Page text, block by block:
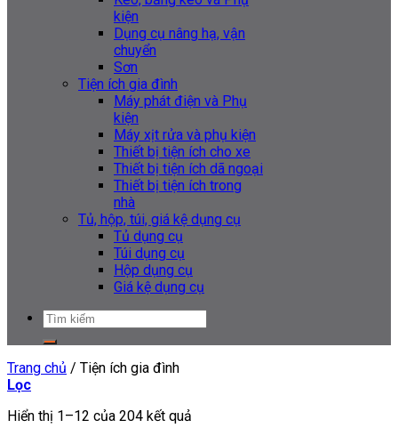
kiện
Dụng cụ nâng hạ, vận
chuyển
Sơn
Tiện ích gia đình
Máy phát điện và Phụ
kiện
Máy xịt rửa và phụ kiện
Thiết bị tiện ích cho xe
Thiết bị tiện ích dã ngoại
Thiết bị tiện ích trong
nhà
Tủ, hộp, túi, giá kệ dụng cụ
Tủ dụng cụ
Túi dụng cụ
Hộp dụng cụ
Giá kệ dụng cụ
Tìm
Trang chủ / Tiện ích gia đình
Lọc
Hiển thị 1–12 của 204 kết quả